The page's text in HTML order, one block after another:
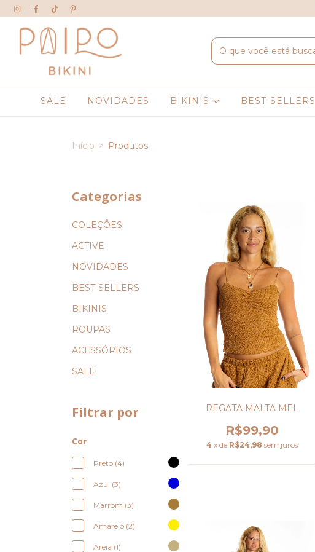
SALE NOVIDADES BIKINIS BEST-SELLERS
Início > Produtos
Categorias
COLEÇÕES
ACTIVE
NOVIDADES
BEST-SELLERS
BIKINIS
ROUPAS
ACESSÓRIOS
SALE
Filtrar por
Cor
Preto (4)
Azul (3)
Marrom (3)
Amarelo (2)
Areia (1)
REGATA MALTA MEL
R$99,90
4 x de R$24,98 sem juros